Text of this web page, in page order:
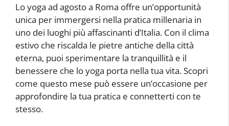
Lo yoga ad agosto a Roma offre un’opportunità
unica per immergersi nella pratica millenaria in
uno dei luoghi più affascinanti d’Italia. Con il clima
estivo che riscalda le pietre antiche della città
eterna, puoi sperimentare la tranquillità e il
benessere che lo yoga porta nella tua vita. Scopri
come questo mese può essere un’occasione per
approfondire la tua pratica e connetterti con te
stesso.